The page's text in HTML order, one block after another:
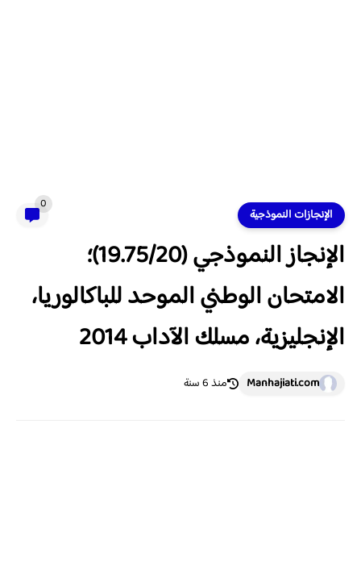
الإنجازات النموذجية
0
الإنجاز النموذجي (19.75/20)؛
الامتحان الوطني الموحد للباكالوريا،
الإنجليزية، مسلك الآداب 2014
Manhajiati.com منذ 6 سنة